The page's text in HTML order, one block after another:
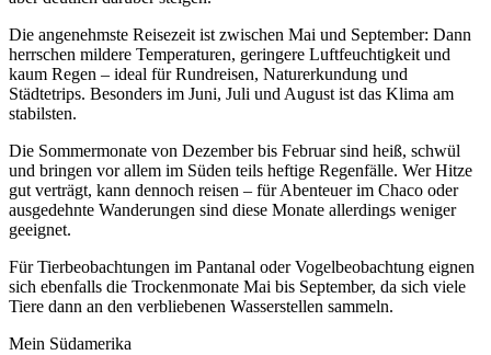
Die angenehmste Reisezeit ist zwischen Mai und September: Dann
herrschen mildere Temperaturen, geringere Luftfeuchtigkeit und
kaum Regen – ideal für Rundreisen, Naturerkundung und
Städtetrips. Besonders im Juni, Juli und August ist das Klima am
stabilsten.
Die Sommermonate von Dezember bis Februar sind heiß, schwül
und bringen vor allem im Süden teils heftige Regenfälle. Wer Hitze
gut verträgt, kann dennoch reisen – für Abenteuer im Chaco oder
ausgedehnte Wanderungen sind diese Monate allerdings weniger
geeignet.
Für Tierbeobachtungen im Pantanal oder Vogelbeobachtung eignen
sich ebenfalls die Trockenmonate Mai bis September, da sich viele
Tiere dann an den verbliebenen Wasserstellen sammeln.
Mein Südamerika